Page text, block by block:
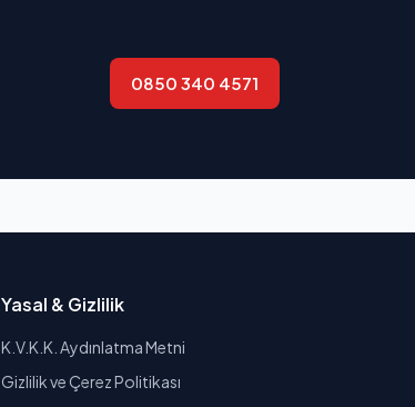
0850 340 4571
Yasal & Gizlilik
K.V.K.K. Aydınlatma Metni
Gizlilik ve Çerez Politikası